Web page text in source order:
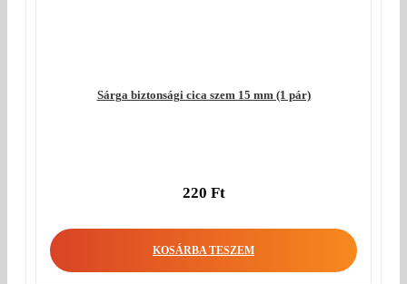
Sárga biztonsági cica szem 15 mm (1 pár)
220 Ft
KOSÁRBA TESZEM